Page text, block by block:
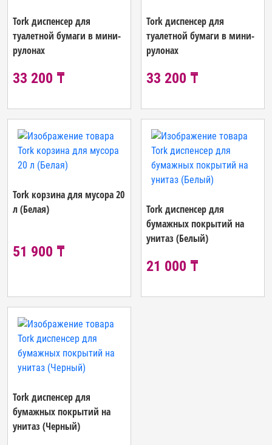
Tork диспенсер для
туалетной бумаги в мини-
рулонах
33 200 ₸
Tork диспенсер для
туалетной бумаги в мини-
рулонах
33 200 ₸
Tork корзина для мусора 20
л (Белая)
51 900 ₸
Tork диспенсер для
бумажных покрытий на
унитаз (Белый)
21 000 ₸
Tork диспенсер для
бумажных покрытий на
унитаз (Черный)